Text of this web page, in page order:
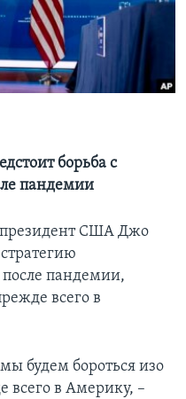
борьба с
пандемии
США Джо
пандемии,
всего в
будем бороться изо
всего в Америку, –